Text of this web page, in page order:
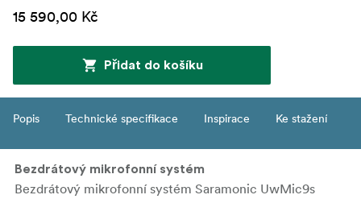
15 590,00 Kč
Přidat do košíku
Popis Technické specifikace Inspirace Ke stažení
Bezdrátový mikrofonní systém
Bezdrátový mikrofonní systém Saramonic UwMic9s